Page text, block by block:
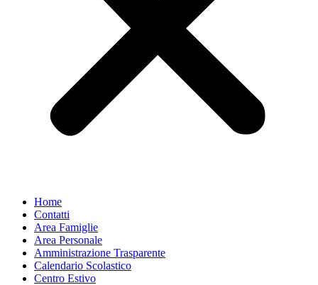
Home
Contatti
Area Famiglie
Area Personale
Amministrazione Trasparente
Calendario Scolastico
Centro Estivo